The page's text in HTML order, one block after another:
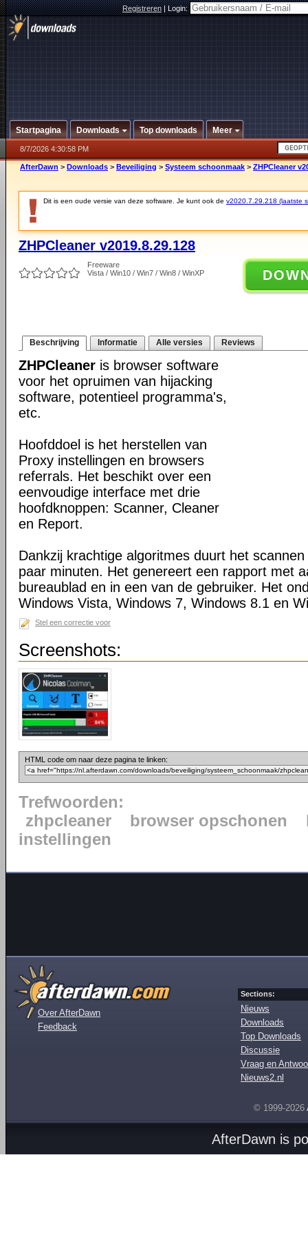
Registreren|Login:
Startpagina Downloads Top downloads Meer
8/7/2026 4:30:58 PM
AfterDawn > Downloads > Beveiliging > Systeem schoonmaak > ZHPCleaner
Dit is een oude versie van deze software. Je kunt ook de v2020.7.29.218 (laatste
ZHPCleaner v2019.8.29.128
Freeware
Vista / Win10 / Win7 / Win8 / WinXP
Beschrijving Informatie Alle versies Reviews
ZHPCleaner is browser software
voor het opruimen van hijacking
software, potentieel programma's,
etc.
Hoofddoel is het herstellen van
Proxy instellingen en browsers
referrals. Het beschikt over een
eenvoudige interface met drie
hoofdknoppen: Scanner, Cleaner
en Report.
Dankzij krachtige algoritmes duurt het
paar minuten. Het genereert een rapport met
bureaublad en in een van de gebruiker. Het
Windows Vista, Windows 7, Windows 8.1 en
Stel een correctie voor
Screenshots:
HTML code om naar deze pagina te linken:
Trefwoorden:
zhpcleaner
browser opschonen
instellingen
Over AfterDawn
Feedback
Sections:
Nieuws
Downloads
Top Downloads
Discussie
Vraag en
Nieuws2.nl
© 1999-2026
AfterDawn is